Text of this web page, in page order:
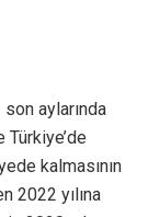
son aylarında
kalmasının
2022 yılına